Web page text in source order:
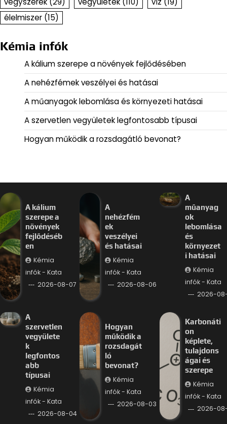
élelmiszer (15)
Kémia infók
A kálium szerepe a növények fejlődésében
A nehézfémek veszélyei és hatásai
A műanyagok lebomlása és környezeti hatásai
A szervetlen vegyületek legfontosabb típusai
Hogyan működik a rozsdagátló bevonat?
A kálium
szerepe a
növények
fejlődéséb
en
Kémia
infók - Kata
2026-08-07
A
nehézfém
ek
veszélyei
és hatásai
Kémia
infók - Kata
2026-08-06
A
műanyag
ok
lebomlása
és
környezet
i hatásai
Kémia
infók - Kata
2026-
A
szervetlen
vegyülete
k
legfontos
abb
típusai
Kémia
infók - Kata
2026-08-04
Hogyan
működik a
rozsdagát
ló
bevonat?
Kémia
infók - Kata
2026-08-03
Karbonáti
on
képlete,
tulajdons
ágai és
szerepe
Kémia
infók - Kata
2026-